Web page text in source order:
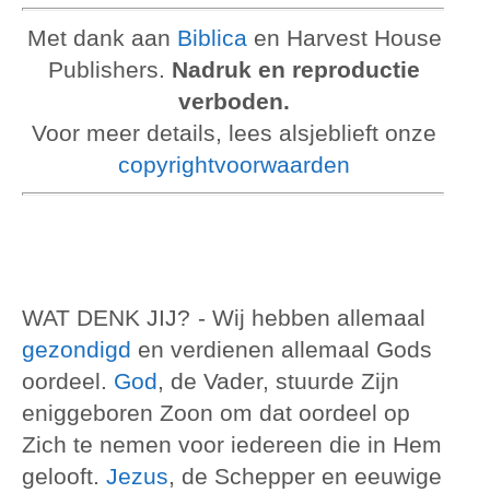
Met dank aan Biblicaen Harvest House
Publishers. Nadruk en reproductie
verboden.
Voor meer details, lees alsjeblieft onze
copyrightvoorwaarden
WAT DENK JIJ? - Wij hebben allemaal
gezondigd en verdienen allemaal Gods
oordeel. God, de Vader, stuurde Zijn
eniggeboren Zoon om dat oordeel op
Zich te nemen voor iedereen die in Hem
gelooft. Jezus, de Schepper en eeuwige